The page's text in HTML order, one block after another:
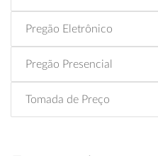
Pregão Eletrônico
Pregão Presencial
Tomada de Preço